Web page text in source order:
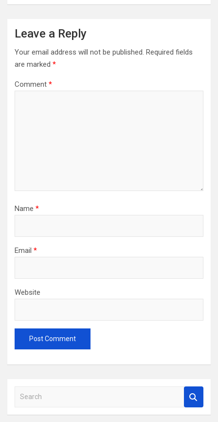
Leave a Reply
Your email address will not be published. Required fields
are marked *
Comment *
Name *
Email *
Website
a